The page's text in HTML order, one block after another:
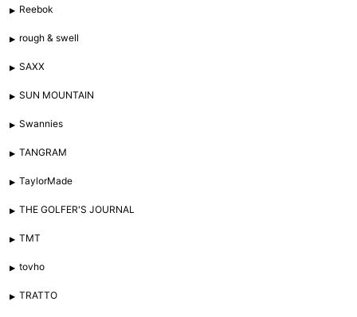
Reebok
rough & swell
SAXX
SUN MOUNTAIN
Swannies
TANGRAM
TaylorMade
THE GOLFER'S JOURNAL
TMT
tovho
TRATTO